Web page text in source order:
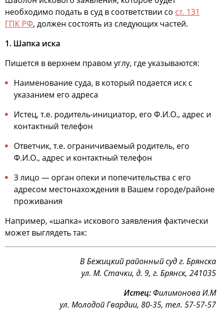
необходимо подать в суд в соответствии со ст. 131
ГПК РФ, должен состоять из следующих частей.
1. Шапка иска
Пишется в верхнем правом углу, где указываются:
Наименование суда, в который подается иск с
указанием его адреса
Истец, т.е. родитель-инициатор, его Ф.И.О., адрес и
контактный телефон
Ответчик, т.е. ограничиваемый родитель, его
Ф.И.О., адрес и контактный телефон
З лицо — орган опеки и попечительства с его
адресом местонахождения в Вашем городе/районе
проживания
Например, «шапка» искового заявления фактически
может выглядеть так:
В Бежицкий районный суд г. Брянска
ул. М. Стачки, д. 9, г. Брянск, 241035
Истец: Филимонова И.М
ул. Молодой Гвардии, 80-35, тел. 57-57-57